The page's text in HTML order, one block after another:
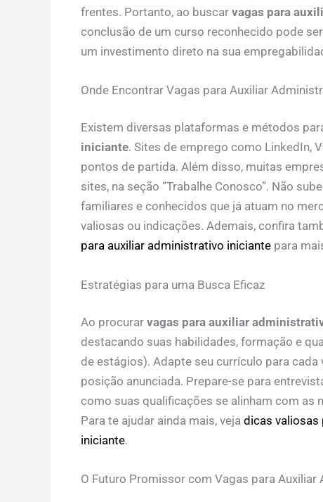
frentes. Portanto, ao buscar vagas para
conclusão de um curso reconhecido pode
um investimento direto na sua
Onde Encontrar Vagas para Auxiliar
Existem diversas plataformas e métodos
iniciante. Sites de emprego como LinkedIn,
pontos de partida. Além disso, muitas
sites, na seção “Trabalhe Conosco”. Não
familiares e conhecidos que já atuam no
valiosas ou indicações. Ademais, confira
para auxiliar administrativo iniciantepara
Estratégias para uma Busca Eficaz
Ao procurar vagas para auxiliar
destacando suas habilidades, formação e
de estágios). Adapte seu currículo para
posição anunciada. Prepare-se para
como suas qualificações se alinham com as
Para te ajudar ainda mais, veja dicas valiosas
iniciante.
O Futuro Promissor com Vagas para